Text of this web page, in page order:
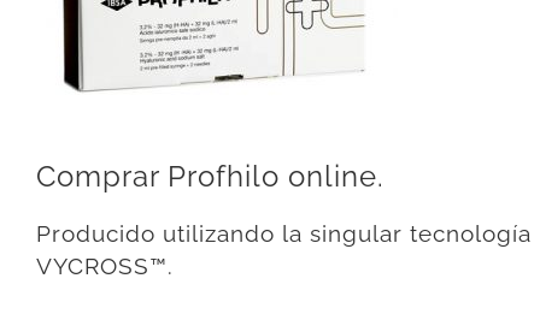
Comprar Profhilo online.
Producido utilizando la singular tecnología
VYCROSS™.